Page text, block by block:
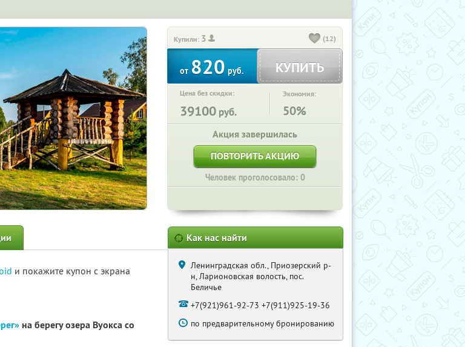
Купили: 3 (12)
от820руб. КУПИТЬ
Цена без скидки:
39100 руб.
Экономия:
50%
Акция завершилась
ПОВТОРИТЬ АКЦИЮ
Человек проголосовало: 0
и покажите купон с экрана
на берегу озера Вуокса со
Как нас найти
Ленинградская обл., Приозерский р-
н, Ларионовская волость, пос.
Беличье
+7(921)961-92-73 +7(911)925-19-36
по предварительному бронированию